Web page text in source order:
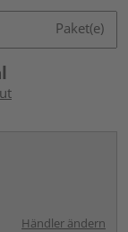
Paket(e)
Händler ändern